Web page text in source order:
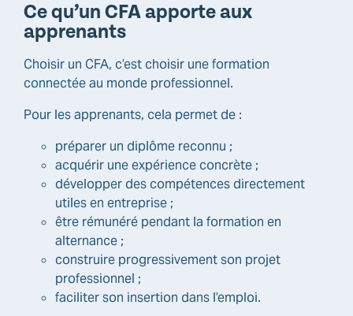
Ce qu’un CFA apporte aux
apprenants
Choisir un CFA, c’est choisir une formation
connectée au monde professionnel.
Pour les apprenants, cela permet de :
préparer un diplôme reconnu ;
acquérir une expérience concrète ;
développer des compétences directement
utiles en entreprise ;
être rémunéré pendant la formation en
alternance ;
construire progressivement son projet
professionnel ;
faciliter son insertion dans l’emploi.